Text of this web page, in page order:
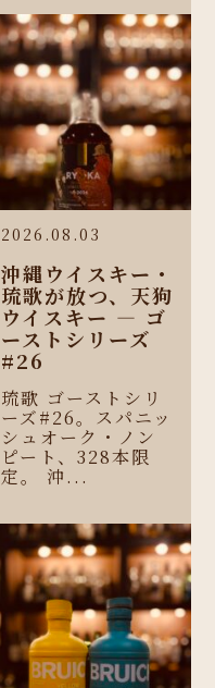
2026.08.03
沖縄ウイスキー・
琉歌が放つ、天狗
ウイスキー ― ゴ
ーストシリーズ
#26
琉歌 ゴーストシリ
ーズ#26。スパニッ
シュオーク・ノン
ピート、328本限
定。 沖...